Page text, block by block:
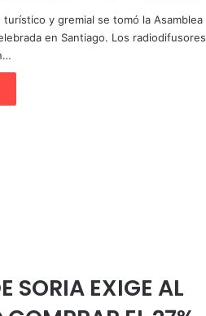
y gremial se tomó la Asamblea
en Santiago. Los radiodifusores
SORIA EXIGE AL